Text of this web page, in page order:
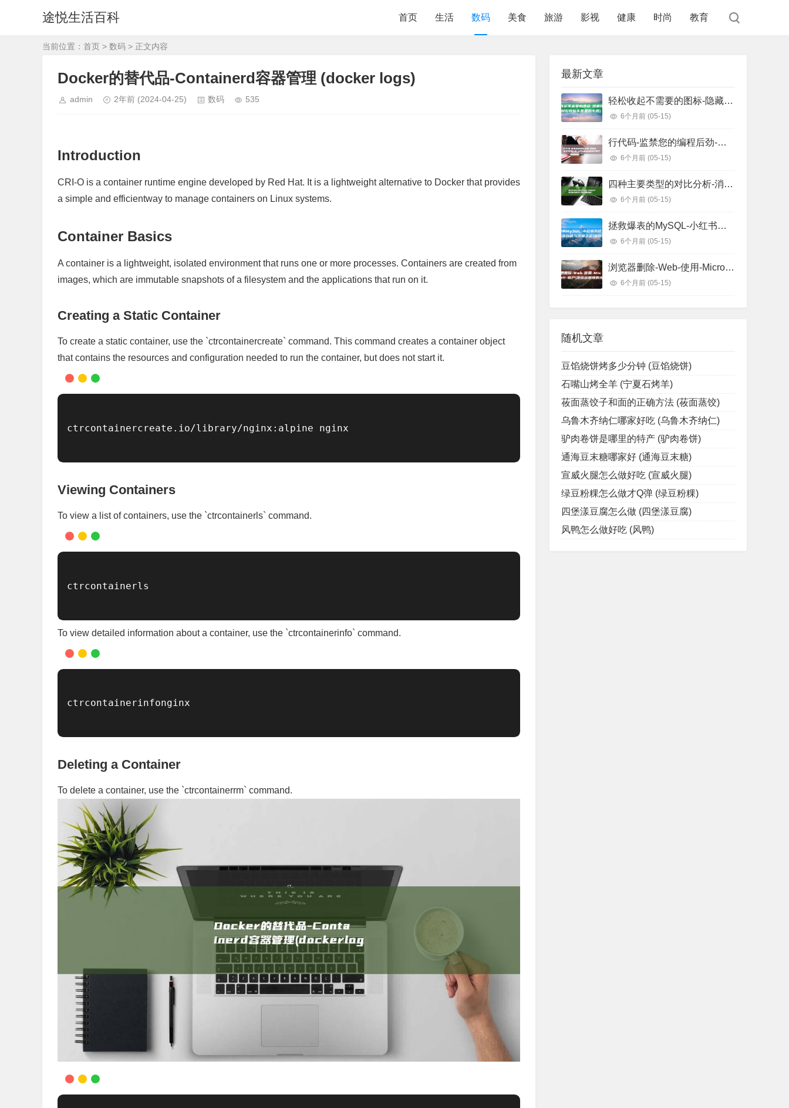
途悦生活百科 首页 生活 数码 美食 旅游 影视 健康 时尚 教育
当前位置： 首页 > 数码 > 正文内容
Docker的替代品-Containerd容器管理 (docker logs)
admin 2年前 (2024-04-25) 数码 535
Introduction
CRI-O is a container runtime engine developed by Red Hat. It is a lightweight alternative to Docker that provides
a simple and efficientway to manage containers on Linux systems.
Container Basics
A container is a lightweight, isolated environment that runs one or more processes. Containers are created from
images, which are immutable snapshots of a filesystem and the applications that run on it.
Creating a Static Container
To create a static container, use the `ctrcontainercreate` command. This command creates a container object
that contains the resources and configuration needed to run the container, but does not start it.
ctrcontainercreate.io/library/nginx:alpine nginx
Viewing Containers
To view a list of containers, use the `ctrcontainerls` command.
ctrcontainerls
To view detailed information about a container, use the `ctrcontainerinfo` command.
ctrcontainerinfonginx
Deleting a Container
To delete a container, use the `ctrcontainerrm` command.
最新文章
轻松收起不需要的图标-隐藏任务栏图标 (轻松收起不需要的东西)
6个月前 (05-15)
行代码-监禁您的编程后劲-把握这些正则表白式-少写1000 (监狱代码几位数)
6个月前 (05-15)
四种主要类型的对比分析-消息队列选型指南 (四种主要类型信用证)
6个月前 (05-15)
拯救爆表的MySQL-小红书万亿级存储系统自研与迁移之路 (拯救爆戾男主)
6个月前 (05-15)
浏览器删除-Web-使用-Microsoft-账户 (浏览器删除的视频怎么找回)
6个月前 (05-15)
随机文章
豆馅烧饼烤多少分钟 (豆馅烧饼)
石嘴山烤全羊 (宁夏石烤羊)
莜面蒸饺子和面的正确方法 (莜面蒸饺)
乌鲁木齐纳仁哪家好吃 (乌鲁木齐纳仁)
驴肉卷饼是哪里的特产 (驴肉卷饼)
通海豆末糖哪家好 (通海豆末糖)
宣威火腿怎么做好吃 (宣威火腿)
绿豆粉粿怎么做才Q弹 (绿豆粉粿)
四堡漾豆腐怎么做 (四堡漾豆腐)
风鸭怎么做好吃 (风鸭)